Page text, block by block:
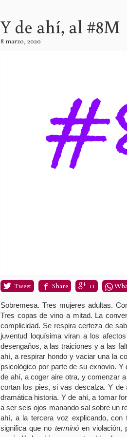
Y de ahí, al #8M
8 marzo, 2020
Tweet Share +1
Sobremesa. Tres mujeres adultas.
Tres copas de vino a mitad. La
complicidad. Se respira certeza de
juventud loquísima viran a los
desengaños, a las traiciones y a las
ahí, a respirar hondo y vaciar una la
psicológico por parte de su exnovio.
de ahí, a coger aire otra, y comenzar
cortan los pies, si vas descalza. Y
dramática historia. Y de ahí, a tomar
a ser seis ojos manando sal sobre un
ahí, a la tercera voz explicando, con
significa que no terminóen violación,